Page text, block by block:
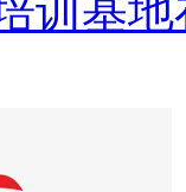
训基